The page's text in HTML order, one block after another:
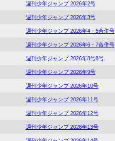
週刊少年ジャンプ 2026年2号
週刊少年ジャンプ 2026年3号
週刊少年ジャンプ 2026年4・5合併号
週刊少年ジャンプ 2026年6・7合併号
週刊少年ジャンプ 2026年8号8号
週刊少年ジャンプ 2026年9号
週刊少年ジャンプ 2026年10号
週刊少年ジャンプ 2026年11号
週刊少年ジャンプ 2026年12号
週刊少年ジャンプ 2026年13号